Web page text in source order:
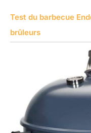
Test du barbecue
brûleurs